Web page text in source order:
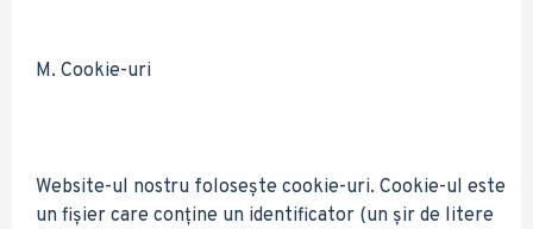
M. Cookie-uri
Website-ul nostru folosește cookie-uri. Cookie-ul este
un fișier care conține un identificator (un șir de litere